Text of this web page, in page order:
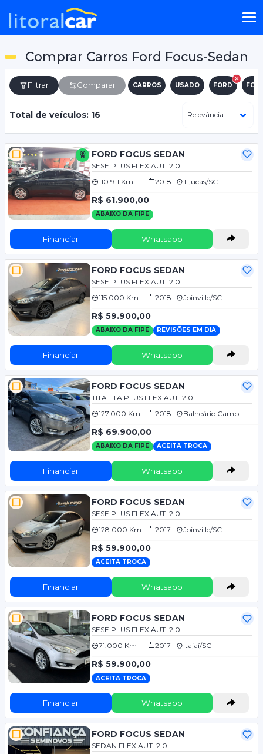
Comprar Carros Ford Focus-Sedan
Filtrar Comparar CARROS USADO FORD
Total de veículos: 16
FORD FOCUS SEDAN
SESE PLUS FLEX AUT. 2.0
110.911 Km
2018 Tijucas/SC
R$ 61.900,00
ABAIXO DA FIPE
Financiar Whatsapp
FORD FOCUS SEDAN
SESE PLUS FLEX AUT. 2.0
115.000 Km
2018 Joinville/SC
R$ 59.900,00
ABAIXO DA FIPE REVISÕES EM DIA
Financiar Whatsapp
FORD FOCUS SEDAN
TITATITA PLUS FLEX AUT. 2.0
127.000 Km
2018 Balneário Camboriú/SC
R$ 69.900,00
ABAIXO DA FIPE ACEITA TROCA
Financiar Whatsapp
FORD FOCUS SEDAN
SESE PLUS FLEX AUT. 2.0
128.000 Km
2017 Joinville/SC
R$ 59.900,00
ACEITA TROCA
Financiar Whatsapp
FORD FOCUS SEDAN
SESE PLUS FLEX AUT. 2.0
71.000 Km
2017 Itajaí/SC
R$ 59.900,00
ACEITA TROCA
Financiar Whatsapp
FORD FOCUS SEDAN
SEDAN FLEX AUT. 2.0